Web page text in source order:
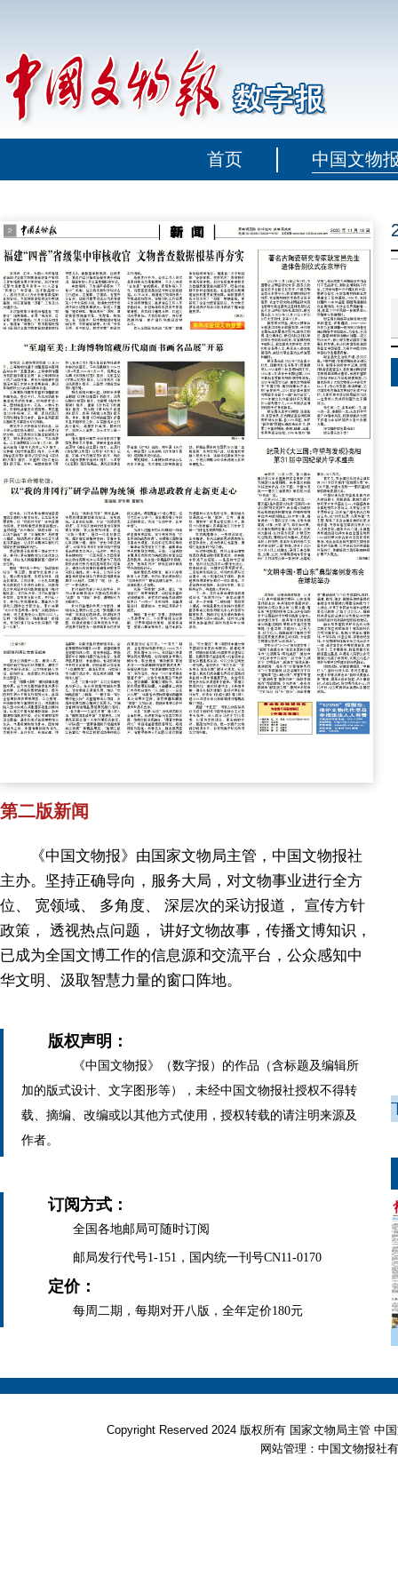
首页 中国文物
第二版新闻
《中国文物报》由国家文物局主管，中国文物报社
主办。坚持正确导向，服务大局，对文物事业进行全方
位、 宽领域、 多角度、 深层次的采访报道， 宣传方针
政策， 透视热点问题， 讲好文物故事，传播文博知识，
已成为全国文博工作的信息源和交流平台，公众感知中
华文明、汲取智慧力量的窗口阵地。
版权声明：
《中国文物报》（数字报）的作品（含标题及编辑所
加的版式设计、文字图形等），未经中国文物报社授权不得转
载、摘编、改编或以其他方式使用，授权转载的请注明来源及
作者。
订阅方式：
全国各地邮局可随时订阅
邮局发行代号1-151，国内统一刊号CN11-0170
定价：
每周二期，每期对开八版，全年定价180元
Copyright Reserved 2024 版权所有 国家文物局主管
网站管理：中国文物报社